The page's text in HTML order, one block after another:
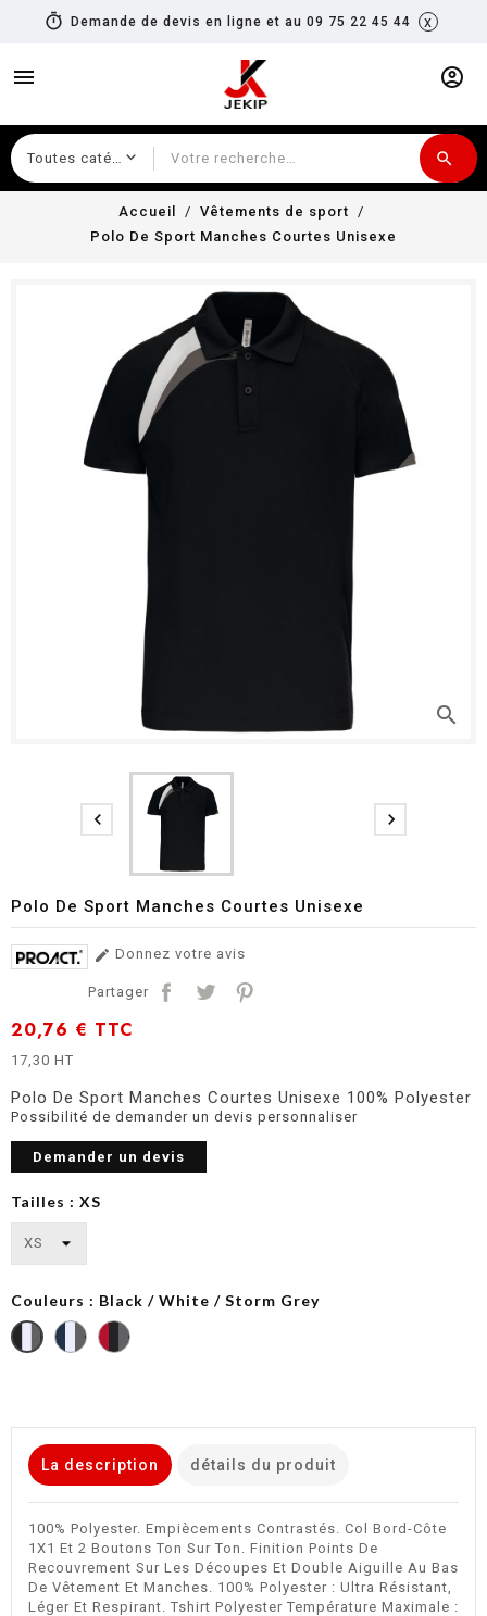
timer Demande de devis en ligne et au 09 75 22 45 44 x
menu account_circle
search
Accueil
Vêtements de sport
Polo De Sport Manches Courtes Unisexe
search
 
Polo De Sport Manches Courtes Unisexe
 Donnez votre avis
Partager
20,76 € TTC
17,30 HT
Polo De Sport Manches Courtes Unisexe 100% Polyester
Possibilité de demander un devis personnaliser
Demander un devis
Tailles : XS
Couleurs : Black / White / Storm Grey
La description détails du produit
100% Polyester. Empiècements Contrastés. Col Bord-Côte
1X1 Et 2 Boutons Ton Sur Ton. Finition Points De
Recouvrement Sur Les Découpes Et Double Aiguille Au Bas
De Vêtement Et Manches. 100% Polyester : Ultra Résistant,
Léger Et Respirant. Tshirt Polyester Température Maximale :